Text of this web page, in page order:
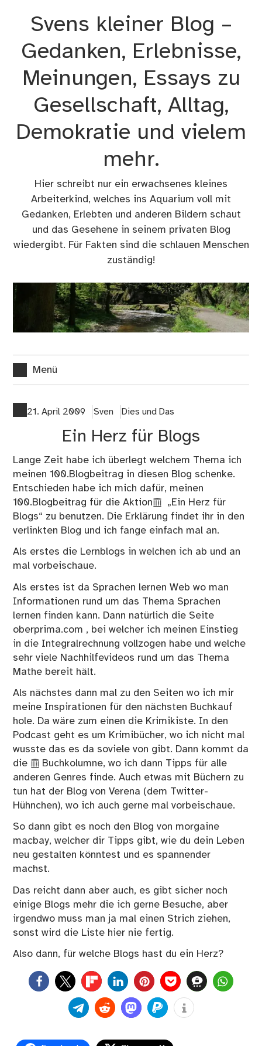
Svens kleiner Blog –
Gedanken, Erlebnisse,
Meinungen, Essays zu
Gesellschaft, Alltag,
Demokratie und vielem
mehr.
Hier schreibt nur ein erwachsenes kleines
Arbeiterkind, welches ins Aquarium voll mit
Gedanken, Erlebten und anderen Bildern schaut
und das Gesehene in seinem privaten Blog
wiedergibt. Für Fakten sind die schlauen Menschen
zuständig!
Menü
21. April 2009 Sven Dies und Das
Ein Herz für Blogs
Lange Zeit habe ich überlegt welchem Thema ich
meinen 100.Blogbeitrag in diesen Blog schenke.
Entschieden habe ich mich dafür, meinen
100.Blogbeitrag für die Aktion
„Ein Herz für
Blogs“ zu benutzen. Die Erklärung findet ihr in den
verlinkten Blog und ich fange einfach mal an.
Als erstes die Lernblogs in welchen ich ab und an
mal vorbeischaue.
Als erstes ist da Sprachen lernen Web wo man
Informationen rund um das Thema Sprachen
lernen finden kann. Dann natürlich die Seite
oberprima.com , bei welcher ich meinen Einstieg
in die Integralrechnung vollzogen habe und welche
sehr viele Nachhilfevideos rund um das Thema
Mathe bereit hält.
Als nächstes dann mal zu den Seiten wo ich mir
meine Inspirationen für den nächsten Buchkauf
hole. Da wäre zum einen die Krimikiste. In den
Podcast geht es um Krimibücher, wo ich nicht mal
wusste das es da soviele von gibt. Dann kommt da
die
Buchkolumne, wo ich dann Tipps für alle
anderen Genres finde. Auch etwas mit Büchern zu
tun hat der Blog vonVerena (dem Twitter-
Hühnchen), wo ich auch gerne mal vorbeischaue.
So dann gibt es noch den Blog von morgaine
macbay, welcher dir Tipps gibt, wie du dein Leben
neu gestalten könntest und es spannender
machst.
Das reicht dann aber auch, es gibt sicher noch
einige Blogs mehr die ich gerne Besuche, aber
irgendwo muss man ja mal einen Strich ziehen,
sonst wird die Liste hier nie fertig.
Also dann, für welche Blogs hast du ein Herz?
0